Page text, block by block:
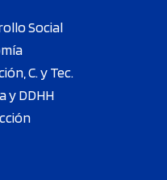
Social
C. y Tec.
y DDHH